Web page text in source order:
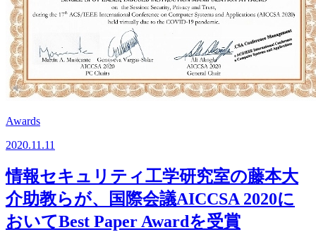
Awards
2020.11.11
情報セキュリティ工学研究室の藤本大
介助教らが、国際会議AICCSA 2020に
おいてBest Paper Awardを受賞